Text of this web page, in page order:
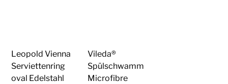
auf
der
Leopold Vienna
Serviettenring
oval Edelstahl
Vileda®
Spülschwamm
Microfibre